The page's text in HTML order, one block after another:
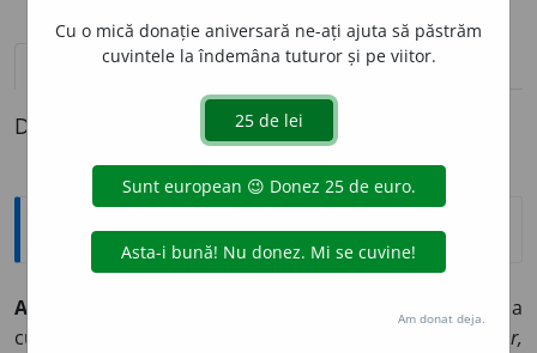
definiții (1) pronunțievolume_up (36)
Definiția cu ID-ul 351054:
Explicative DEX
A REFLECT
A gândi mult și profund; a
cugeta; a medita; a chibzui; a contempla. /<fr.
refléter,
Cu o mică donație aniversară ne-ați ajuta să păstrăm
cuvintele la îndemâna tuturor și pe viitor.
Am donat deja.